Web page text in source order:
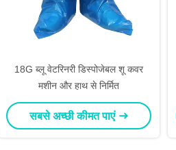
18G ब्लू वेटरिनरी डिस्पोजेबल शू कवर
मशीन और हाथ से निर्मित
सबसे अच्छी कीमत पाएं